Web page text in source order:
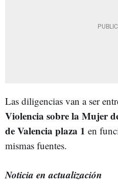
Las diligencias van a ser
Violencia sobre la Mujer
de Valencia plaza 1 en
mismas fuentes.
Noticia en actualización